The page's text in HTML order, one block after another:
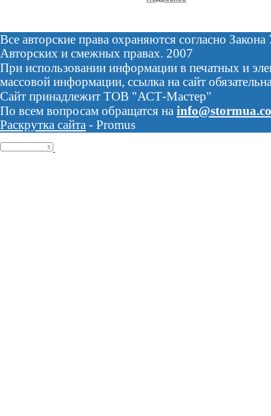
Все авторские права охраняются согласно
Авторских и смежных правах. 2007
При использовании информации в печатных и
массовой информации, ссылка на сайт
Сайт принадлежит ТОВ "АСТ-Мастер"
По всем вопросам обращатся на
Раскрутка сайта - Promus